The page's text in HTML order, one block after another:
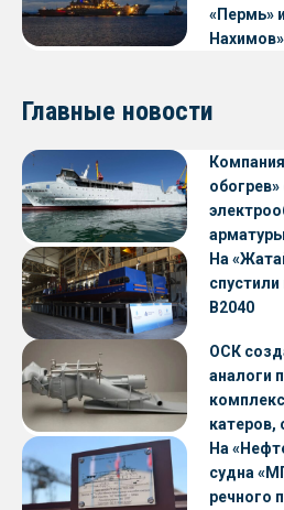
«Пермь»
Главные новости
На
В2040
ОСК
аналоги
катеров,
судов с
На
судна
речного